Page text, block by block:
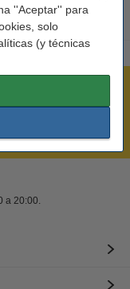
''Aceptar'' para
solo
(y técnicas
a 20:00.